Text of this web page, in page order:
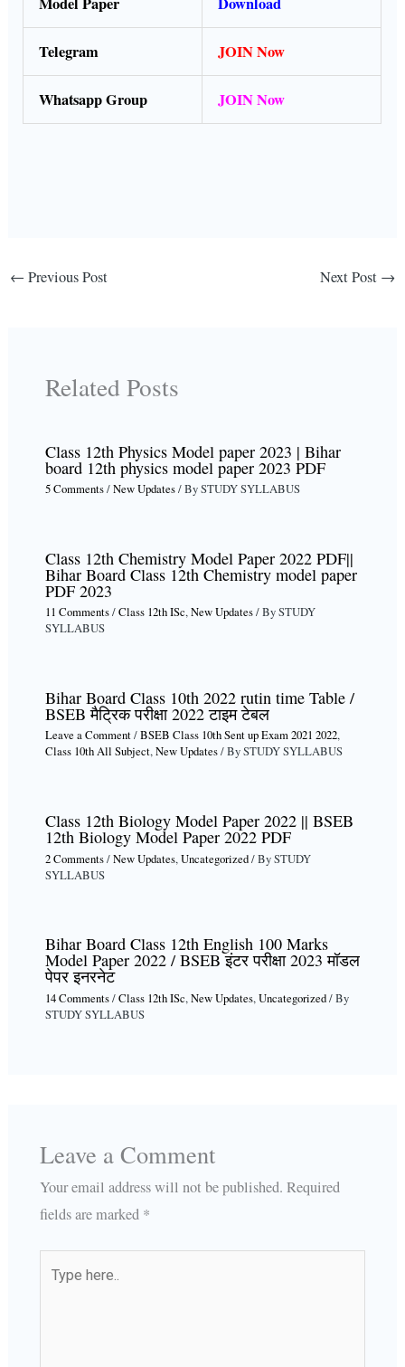
Telegram JOIN Now
Whatsapp Group JOIN Now
← Previous Post Next Post →
Related Posts
Class 12th Physics Model paper 2023 | Bihar
board 12th physics model paper 2023 PDF
5 Comments/New Updates/ BySTUDY SYLLABUS
Class 12th Chemistry Model Paper 2022 PDF||
Bihar Board Class 12th Chemistry model paper
PDF 2023
11 Comments/Class 12th ISc,New Updates/ BySTUDY
SYLLABUS
Bihar Board Class 10th 2022 rutin time Table /
BSEB मैट्रिक परीक्षा 2022 टाइम टेबल
Leave a Comment/BSEB Class 10th Sent up Exam 2021 2022,
Class 10th All Subject,New Updates/ BySTUDY SYLLABUS
Class 12th Biology Model Paper 2022 || BSEB
12th Biology Model Paper 2022 PDF
2 Comments/New Updates,Uncategorized/ BySTUDY
SYLLABUS
Bihar Board Class 12th English 100 Marks
Model Paper 2022 / BSEB इंटर परीक्षा 2023 मॉडल
पेपर इनरनेट
14 Comments/Class 12th ISc,New Updates,Uncategorized/ By
STUDY SYLLABUS
Leave a Comment
Your email address will not be published. Required
fields are marked *
here..